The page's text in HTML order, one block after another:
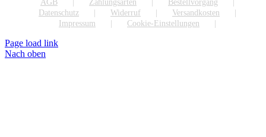
AGB Zahlungsarten
Bestellvorgang
Datenschutz
Widerruf
Versandkosten
Impressum
Cookie-Einstellungen
Page load link
Nach oben